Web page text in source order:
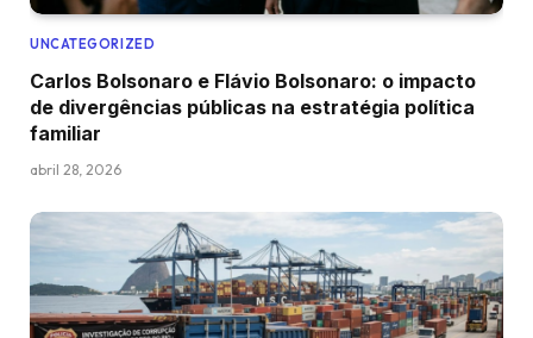
UNCATEGORIZED
Carlos Bolsonaro e Flávio Bolsonaro: o impacto
de divergências públicas na estratégia política
familiar
abril 28, 2026